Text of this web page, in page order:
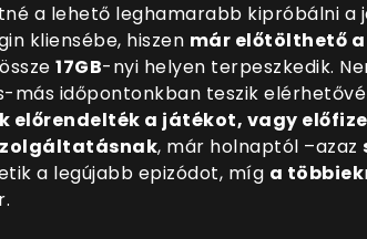
a lehető leghamarabb kipróbálni a
kliensébe, hiszen már előtölthető
17GB-nyi helyen terpeszkedik.
más időpontonkban teszik
előrendelték a játékot, vagy
, már holnaptól –azaz
a legújabb epizódot, míg a többiek